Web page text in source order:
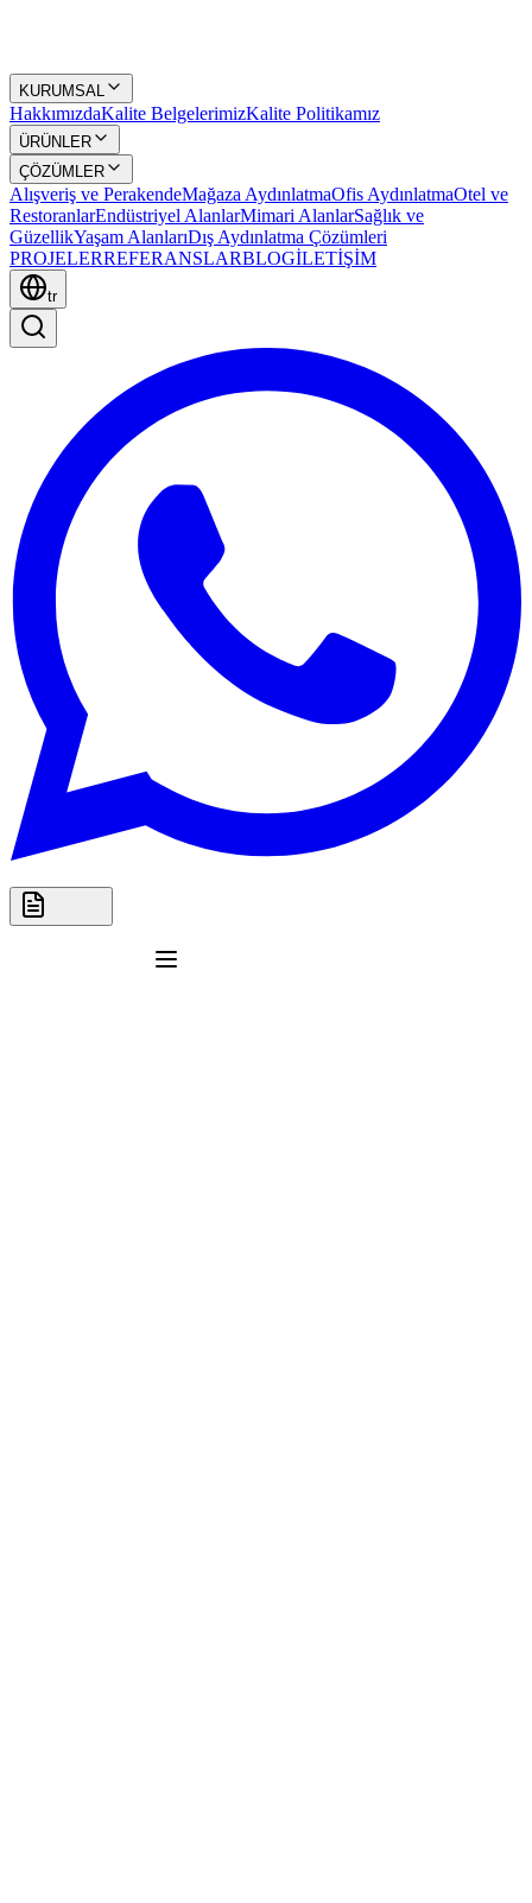
KURUMSAL
HakkımızdaKalite BelgelerimizKalite Politikamız
ÜRÜNLER
ÇÖZÜMLER
Alışveriş ve PerakendeMağaza AydınlatmaOfis AydınlatmaOtel ve
RestoranlarEndüstriyel AlanlarMimari AlanlarSağlık ve
GüzellikYaşam AlanlarıDış Aydınlatma Çözümleri
PROJELERREFERANSLARBLOGİLETİŞİM
tr